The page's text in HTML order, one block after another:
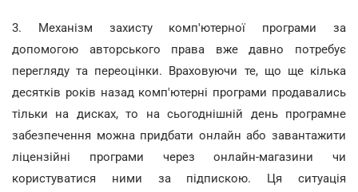
3. Механізм захисту комп'ютерної програми за
допомогою авторського права вже давно потребує
перегляду та переоцінки. Враховуючи те, що ще кілька
десятків років назад комп'ютерні програми продавались
тільки на дисках, то на сьогоднішній день програмне
забезпечення можна придбати онлайн або завантажити
ліцензійні програми через онлайн-магазини чи
користуватися ними за підпискою. Ця ситуація